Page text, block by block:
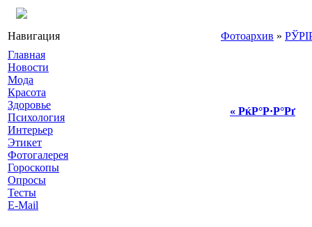
Навигация
Главная
Новости
Мода
Красота
Здоровье
Психология
Интерьер
Этикет
Фотогалерея
Гороскопы
Опросы
Тесты
E-Mail
Фотоархив »
« РќР°Р·Р°Рґ